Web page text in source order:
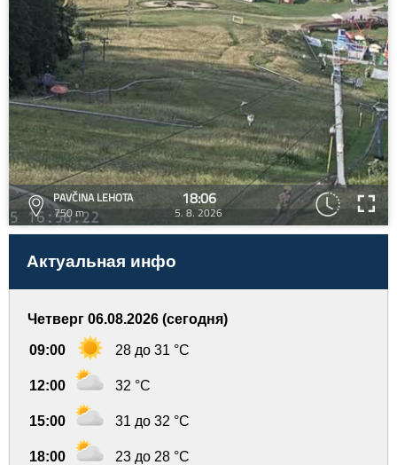
PAVČINA LEHOTA
750 m
18:06
5. 8. 2026
Актуальная инфо
Четверг 06.08.2026 (сегодня)
09:00 28 до 31 °C
12:00 32 °C
15:00 31 до 32 °C
18:00 23 до 28 °C